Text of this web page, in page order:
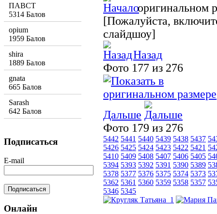
[Пожалуйста,
слайдшоу]
Назад
Фото 177 из 276
Дальше
Фото 179 из 276
5442 5441 5440 5439 5438 5437
5426 5425 5424 5423 5422 5421
5410 5409 5408 5407 5406 5405
5394 5393 5392 5391 5390 5389
5378 5377 5376 5375 5374 5373
5362 5361 5360 5359 5358 5357
5346 5345
ПАВСТ
5314 Балов
opium
1959 Балов
shira
1889 Балов
gnata
665 Балов
Sarash
642 Балов
Подписаться
E-mail
Онлайн